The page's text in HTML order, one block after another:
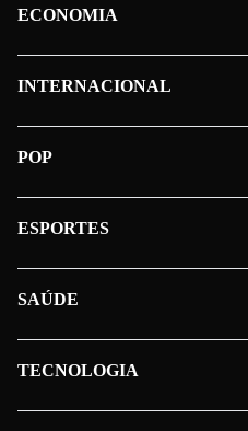
ECONOMIA
INTERNACIONAL
POP
ESPORTES
SAÚDE
TECNOLOGIA